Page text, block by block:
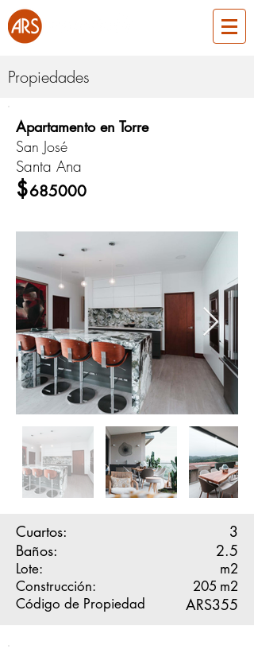
Propiedades
Apartamento en Torre
San José
Santa Ana
$685000
Cuartos:
Baños:
Lote:
Construcción:
Código de Propiedad
3
2.5
m2
205 m2
ARS355